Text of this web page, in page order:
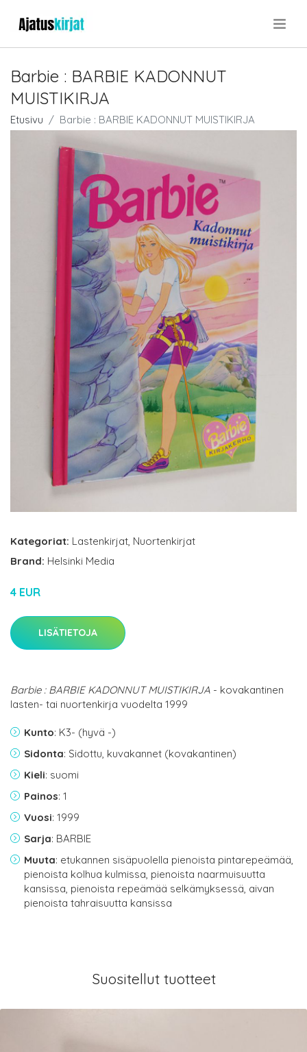
Barbie : BARBIE KADONNUT
MUISTIKIRJA
Etusivu Barbie : BARBIE KADONNUT MUISTIKIRJA
Kategoriat: Lastenkirjat, Nuortenkirjat
Brand: Helsinki Media
4 EUR
LISÄTIETOJA
Barbie : BARBIE KADONNUT MUISTIKIRJA - kovakantinen
lasten- tai nuortenkirja vuodelta 1999
Kunto: K3- (hyvä -)
Sidonta: Sidottu, kuvakannet (kovakantinen)
Kieli: suomi
Painos: 1
Vuosi: 1999
Sarja: BARBIE
Muuta: etukannen sisäpuolella pienoista pintarepeämää,
pienoista kolhua kulmissa, pienoista naarmuisuutta
kansissa, pienoista repeämää selkämyksessä, aivan
pienoista tahraisuutta kansissa
Suositellut tuotteet